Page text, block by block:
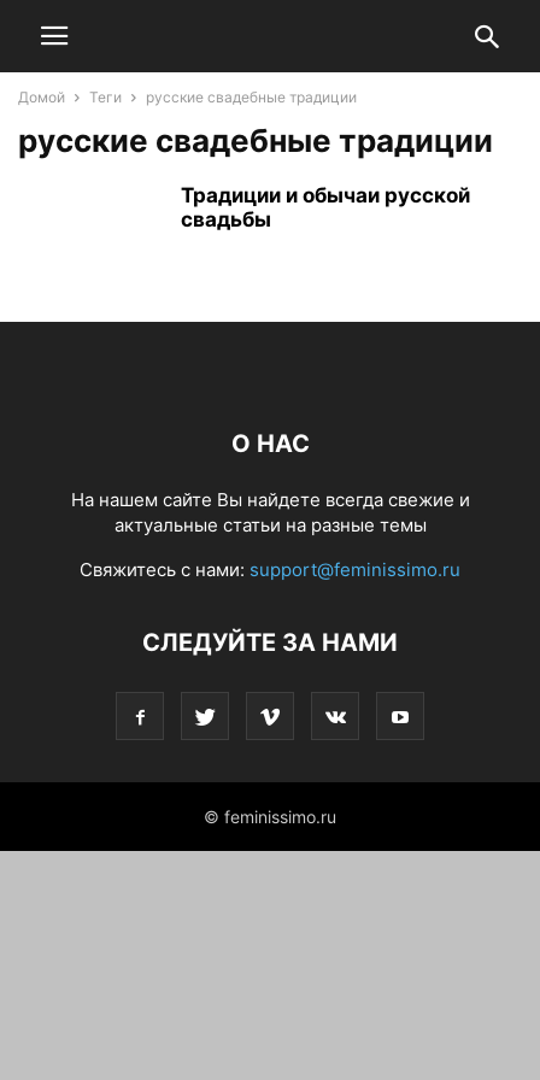
Домой Теги русские свадебные традиции
русские свадебные традиции
Традиции и обычаи русской
свадьбы
О НАС
На нашем сайте Вы найдете всегда свежие и
актуальные статьи на разные темы
Свяжитесь с нами: support@feminissimo.ru
СЛЕДУЙТЕ ЗА НАМИ
© feminissimo.ru